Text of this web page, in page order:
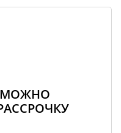
МОЖНО